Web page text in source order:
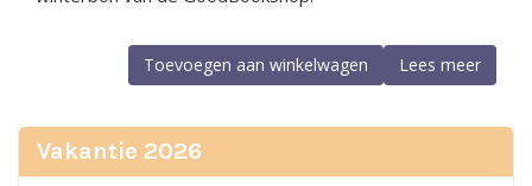
Lees meer
Toevoegen aan winkelwagen
Vakantie 2026